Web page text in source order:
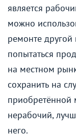
является
можно
ремонте другой
попытаться
на местном
сохранить на
приобретённой
нерабочий,
него.